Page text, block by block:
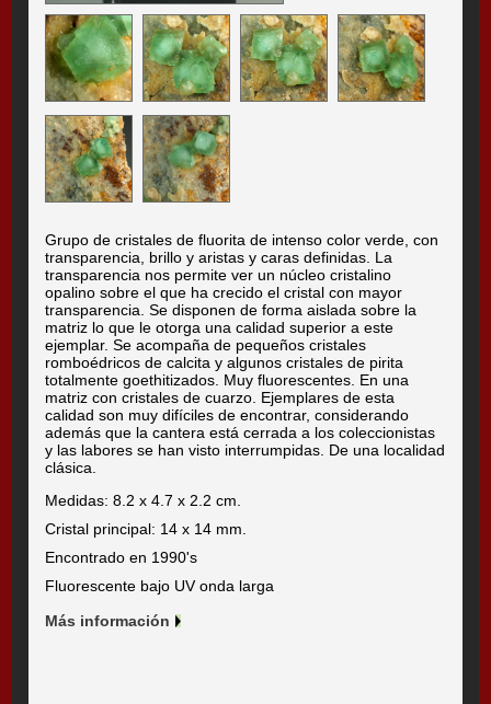
Grupo de cristales de fluorita de intenso color verde, con
transparencia, brillo y aristas y caras definidas. La
transparencia nos permite ver un núcleo cristalino
opalino sobre el que ha crecido el cristal con mayor
transparencia. Se disponen de forma aislada sobre la
matriz lo que le otorga una calidad superior a este
ejemplar. Se acompaña de pequeños cristales
romboédricos de calcita y algunos cristales de pirita
totalmente goethitizados. Muy fluorescentes. En una
matriz con cristales de cuarzo. Ejemplares de esta
calidad son muy difíciles de encontrar, considerando
además que la cantera está cerrada a los coleccionistas
y las labores se han visto interrumpidas. De una localidad
clásica.
Medidas: 8.2 x 4.7 x 2.2 cm.
Cristal principal: 14 x 14 mm.
Encontrado en 1990's
Fluorescente bajo UV onda larga
Más información